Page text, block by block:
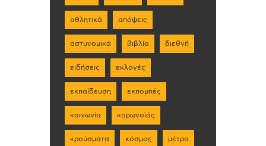
αθλητικά απόψεις
αστυνομικά βιβλίο διεθνή
ειδήσεις εκλογές
εκπαίδευση εκπομπές
κοινωνία κορωνοϊός
κρούσματα κόσμος μέτρα